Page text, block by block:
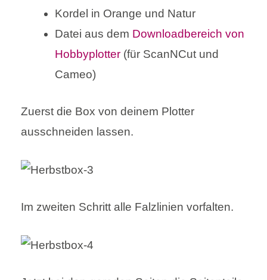
Kordel in Orange und Natur
Datei aus dem Downloadbereich von
Hobbyplotter (für ScanNCut und
Cameo)
Zuerst die Box von deinem Plotter
ausschneiden lassen.
Im zweiten Schritt alle Falzlinien vorfalten.